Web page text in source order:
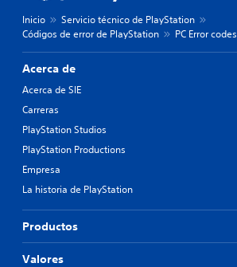
Inicio
Servicio técnico de PlayStation
Códigos de error de PlayStation
PC Error codes
Acerca de
Acerca de SIE
Carreras
PlayStation Studios
PlayStation Productions
Empresa
La historia de PlayStation
Productos
Valores